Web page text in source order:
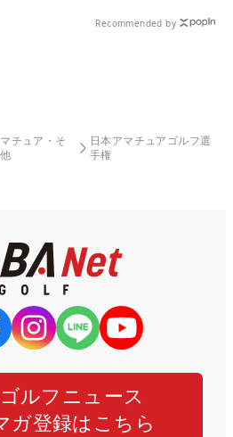
Recommended by
チュア・そ
日本アマチュアゴルフ選
手権
ルフニュース
ガ登録はこちら